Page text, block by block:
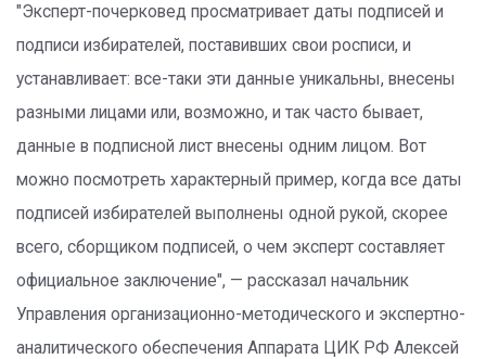
"Эксперт-почерковед просматривает даты подписей и
подписи избирателей, поставивших свои росписи, и
устанавливает: все-таки эти данные уникальны, внесены
разными лицами или, возможно, и так часто бывает,
данные в подписной лист внесены одним лицом. Вот
можно посмотреть характерный пример, когда все даты
подписей избирателей выполнены одной рукой, скорее
всего, сборщиком подписей, о чем эксперт составляет
официальное заключение", — рассказал начальник
Управления организационно-методического и экспертно-
аналитического обеспечения Аппарата ЦИК РФ Алексей